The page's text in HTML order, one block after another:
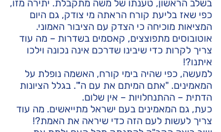
בשלב הראשון, טענתו של משה מתקבלת. יתירה מזו,
כפי שאז בליעת קורח הראתה מי צודק, גם היום
המציאות מוכיחה כי הצדק עם הציבור האמוני.
אוטובוסים מתפוצצים, קאסמים בשדרות – מה עוד
צריך לקרות כדי שיבינו שדרכם אינה נכונה וילכו
איתנו?!
למעשה, כפי שהיה בימי קורח, האשמה נופלת על
המאמינים. "אתם המיתם את עם ה'". בגלל הציונות
הדתית – ההתנחלויות – אין שלום.
כעת, גם המאמינים בעם ישראל מתייאשים. מה עוד
צריך לעשות לעם הזה כדי שיראה את האמת?!